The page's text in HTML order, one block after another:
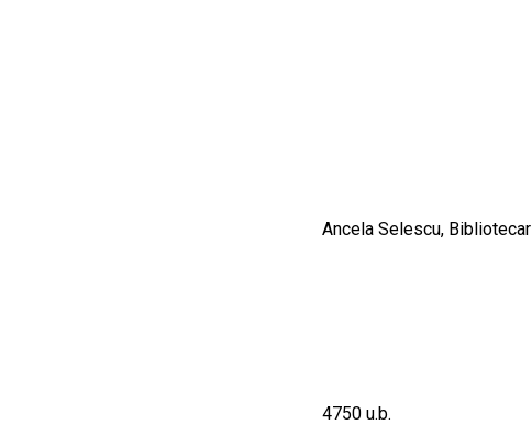
Ancela Selescu, Bibliotecar
4750 u.b.